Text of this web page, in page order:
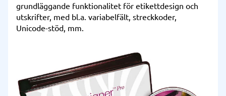
grundläggande funktionalitet för etikettdesign och
utskrifter, med bl.a. variabelfält, streckkoder,
Unicode-stöd, mm.